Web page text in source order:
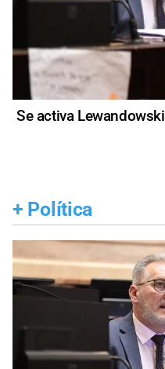
Se activa Lewandowski
+ Política